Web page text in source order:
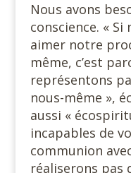
Nous avons
conscience. «
aimer notre
même, c’est
représentons
nous-même »,
aussi «
incapables de
communion
réaliserons pas